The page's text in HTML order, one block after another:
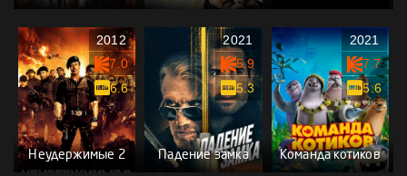
Неудержимые 2
2012
7.0
6.6
Падение замка
2021
5.9
5.3
Команда котиков
2021
7.7
5.6